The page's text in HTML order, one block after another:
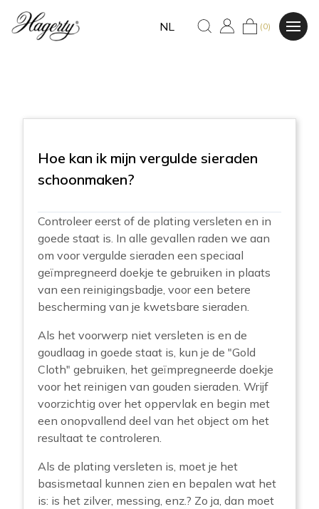
NL (0)
Hoe kan ik mijn vergulde sieraden
schoonmaken?
Controleer eerst of de plating versleten en in
goede staat is. In alle gevallen raden we aan
om voor vergulde sieraden een speciaal
geïmpregneerd doekje te gebruiken in plaats
van een reinigingsbadje, voor een betere
bescherming van je kwetsbare sieraden.
Als het voorwerp niet versleten is en de
goudlaag in goede staat is, kun je de "Gold
Cloth" gebruiken, het geïmpregneerde doekje
voor het reinigen van gouden sieraden. Wrijf
voorzichtig over het oppervlak en begin met
een onopvallend deel van het object om het
resultaat te controleren.
Als de plating versleten is, moet je het
basismetaal kunnen zien en bepalen wat het
is: is het zilver, messing, enz.? Zo ja, dan moet